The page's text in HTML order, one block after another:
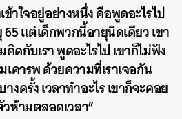
าใจอยู่อย่างหนึ่ง คือพูดอะไรไป
65 แต่เด็กพวกนี้อายุนิดเดียว เขา
ดกับเรา พูดอะไรไป เขาก็ไม่ฟัง
เคารพ ด้วยความที่เราเจอกัน
ครั้ง เวลาทำอะไร เขาก็จะคอย
วห้ามตลอดเวลา”